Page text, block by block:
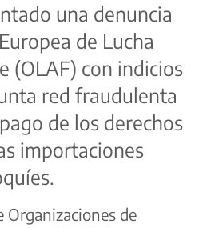
una denuncia
de Lucha
(OLAF) con indicios
red fraudulenta
de los derechos
importaciones
Organizaciones de